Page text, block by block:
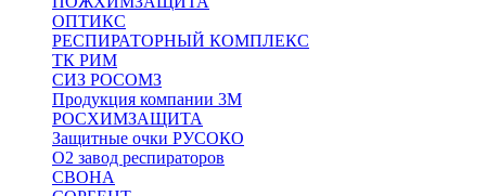
ОПТИКС
РЕСПИРАТОРНЫЙ КОМПЛЕКС
ТК РИМ
СИЗ РОСОМЗ
Продукция компании 3M
РОСХИМЗАЩИТА
Защитные очки РУСОКО
О2 завод респираторов
СВОНА